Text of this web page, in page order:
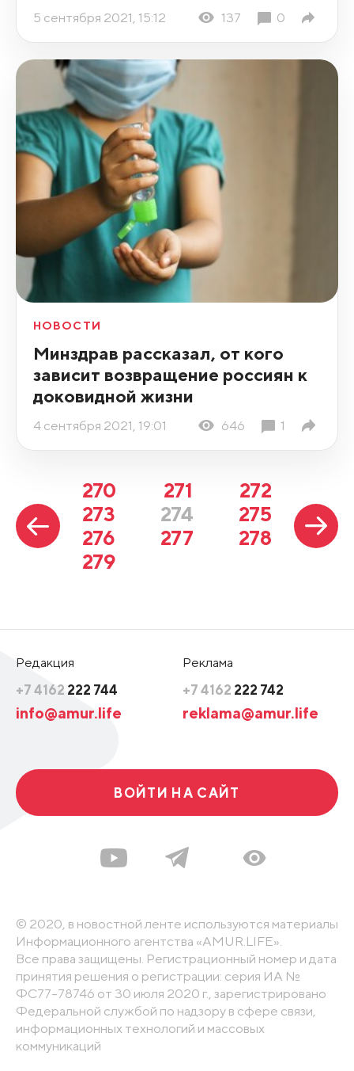
5 сентября 2021, 15:12 137 0
НОВОСТИ
Минздрав рассказал, от кого
зависит возвращение россиян к
доковидной жизни
4 сентября 2021, 19:01 646 1
270 271
272
273
274
275
276
277
278
279
Редакция
+7 4162 222 744
info@amur.life
Реклама
+7 4162 222 742
reklama@amur.life
ВОЙТИ НА САЙТ
© 2020, в новостной ленте используются материалы
Информационного агентства «AMUR.LIFE».
Все права защищены. Регистрационный номер и дата
принятия решения о регистрации: серия ИА №
ФС77-78746 от 30 июля 2020 г., зарегистрировано
Федеральной службой по надзору в сфере связи,
информационных технологий и массовых
коммуникаций